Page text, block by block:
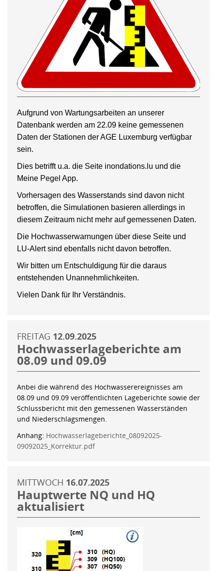
Aufgrund von Wartungsarbeiten an unserer
Datenbank werden am 22.09 keine gemessenen
Daten der Stationen der AGE Luxemburg verfügbar
sein.
Dies betrifft u.a. die Seite inondations.lu und die
Meine Pegel App.
Vorhersagen des Wasserstands sind davon nicht
betroffen, die Simulationen basieren allerdings in
diesem Zeitraum nicht mehr auf gemessenen Daten.
Die Hochwasserwarnungen über diese Seite und
LU-Alert sind ebenfalls nicht davon betroffen.
Wir bitten um Entschuldigung für die daraus
entstehenden Unannehmlichkeiten.
Vielen Dank für Ihr Verständnis.
FREITAG 12.09.2025
Hochwasserlageberichte am
08.09 und 09.09
Anbei die während des Hochwasserereignisses am
08.09 und 09.09 veröffentlichten Lageberichte sowie der
Schlussbericht mit den gemessenen Wasserständen
und Niederschlagsmengen.
Anhang: Hochwasserlageberichte_08092025-
09092025_Korrektur.pdf
MITTWOCH 16.07.2025
Hauptwerte NQ und HQ
aktualisiert